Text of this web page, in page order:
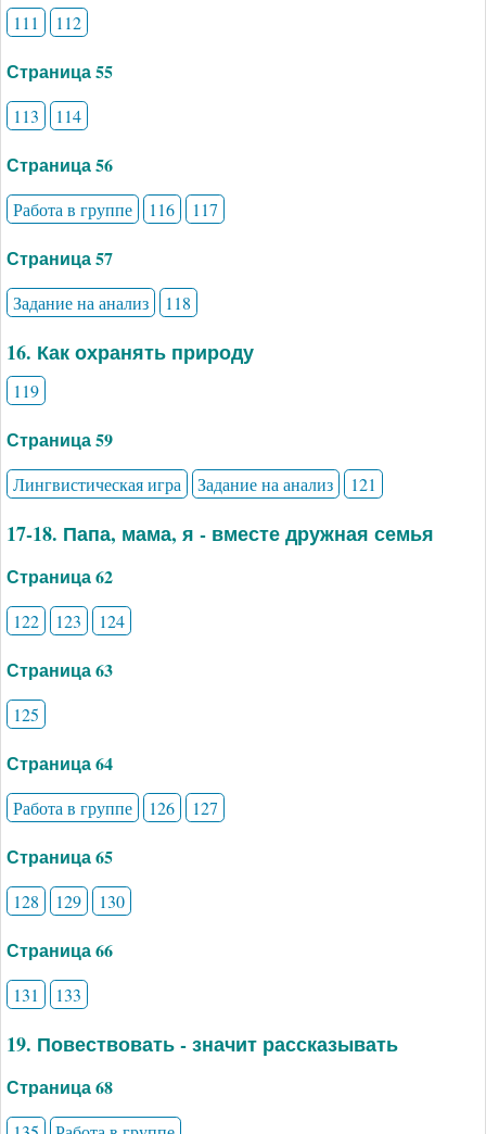
111 112
Страница 55
113 114
Страница 56
Работа в группе 116 117
Страница 57
Задание на анализ 118
16. Как охранять природу
119
Страница 59
Лингвистическая игра Задание на анализ 121
17-18. Папа, мама, я - вместе дружная семья
Страница 62
122 123 124
Страница 63
125
Страница 64
Работа в группе 126 127
Страница 65
128 129 130
Страница 66
131 133
19. Повествовать - значит рассказывать
Страница 68